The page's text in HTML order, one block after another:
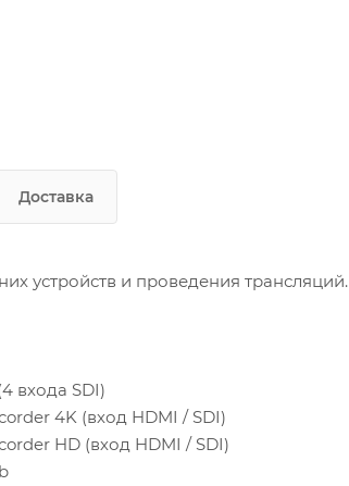
Доставка
устройств и проведения трансляций.
входа SDI)
4K (вход HDMI / SDI)
HD (вход HDMI / SDI)